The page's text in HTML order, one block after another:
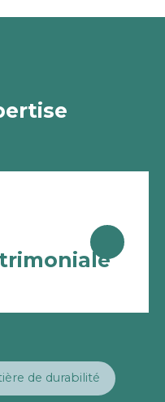
de durabilité